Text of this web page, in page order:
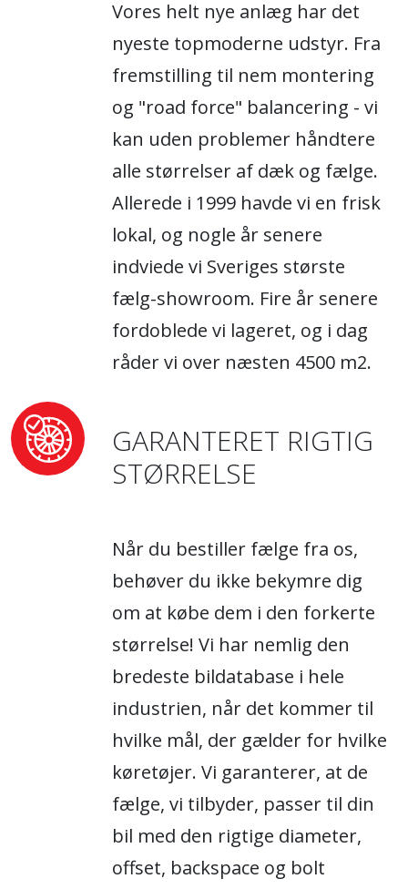
Vores helt nye anlæg har det
nyeste topmoderne udstyr. Fra
fremstilling til nem montering
og "road force" balancering - vi
kan uden problemer håndtere
alle størrelser af dæk og fælge.
Allerede i 1999 havde vi en frisk
lokal, og nogle år senere
indviede vi Sveriges største
fælg-showroom. Fire år senere
fordoblede vi lageret, og i dag
råder vi over næsten 4500 m2.
GARANTERET RIGTIG
STØRRELSE
Når du bestiller fælge fra os,
behøver du ikke bekymre dig
om at købe dem i den forkerte
størrelse! Vi har nemlig den
bredeste bildatabase i hele
industrien, når det kommer til
hvilke mål, der gælder for hvilke
køretøjer. Vi garanterer, at de
fælge, vi tilbyder, passer til din
bil med den rigtige diameter,
offset, backspace og bolt